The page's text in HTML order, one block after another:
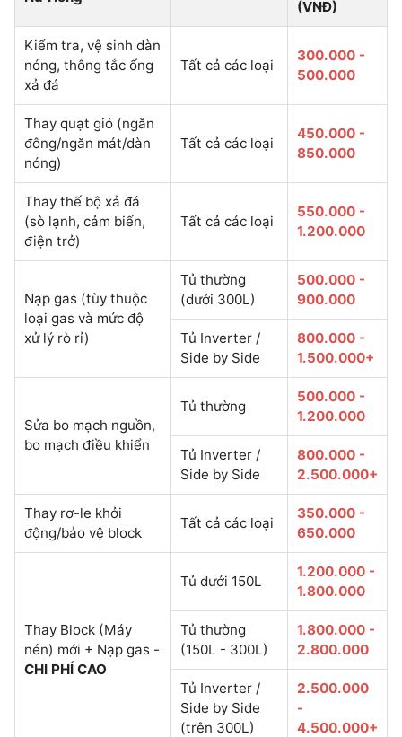
(VNĐ)
Kiểm tra, vệ sinh dàn
nóng, thông tắc ống
xả đá
Tất cả các loại
300.000 -
500.000
Thay quạt gió (ngăn
đông/ngăn mát/dàn
nóng)
Tất cả các loại
450.000 -
850.000
Thay thế bộ xả đá
(sò lạnh, cảm biến,
điện trở)
Tất cả các loại
550.000 -
1.200.000
Nạp gas (tùy thuộc
loại gas và mức độ
xử lý rò rỉ)
Tủ thường
(dưới 300L)
500.000 -
900.000
Tủ Inverter /
Side by Side
800.000 -
1.500.000+
Sửa bo mạch nguồn,
bo mạch điều khiển
Tủ thường
500.000 -
1.200.000
Tủ Inverter /
Side by Side
800.000 -
2.500.000+
Thay rơ-le khởi
động/bảo vệ block
Tất cả các loại
350.000 -
650.000
Thay Block (Máy
nén) mới + Nạp gas -
CHI PHÍ CAO
Tủ dưới 150L
1.200.000 -
1.800.000
Tủ thường
(150L - 300L)
1.800.000 -
2.800.000
Tủ Inverter /
Side by Side
(trên 300L)
2.500.000
-
4.500.000+